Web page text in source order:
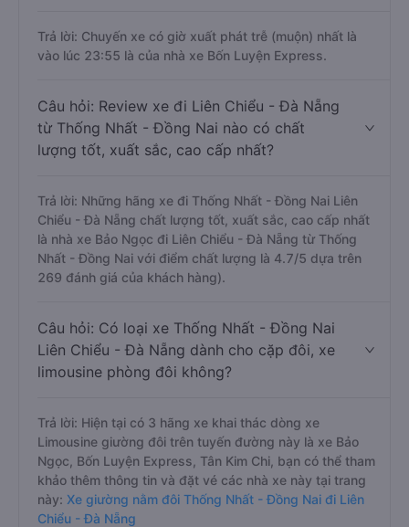
Trả lời: Chuyến xe có giờ xuất phát trễ (muộn) nhất là
vào lúc 23:55 là của nhà xe Bốn Luyện Express.
Câu hỏi: Review xe đi Liên Chiểu - Đà Nẵng
từ Thống Nhất - Đồng Nai nào có chất
lượng tốt, xuất sắc, cao cấp nhất?
Trả lời: Những hãng xe đi Thống Nhất - Đồng Nai Liên
Chiểu - Đà Nẵng chất lượng tốt, xuất sắc, cao cấp nhất
là nhà xe Bảo Ngọc đi Liên Chiểu - Đà Nẵng từ Thống
Nhất - Đồng Nai với điểm chất lượng là 4.7/5 dựa trên
269 đánh giá của khách hàng).
Câu hỏi: Có loại xe Thống Nhất - Đồng Nai
Liên Chiểu - Đà Nẵng dành cho cặp đôi, xe
limousine phòng đôi không?
Trả lời: Hiện tại có 3 hãng xe khai thác dòng xe
Limousine giường đôi trên tuyến đường này là xe Bảo
Ngọc, Bốn Luyện Express, Tân Kim Chi, bạn có thể tham
khảo thêm thông tin và đặt vé các nhà xe này tại trang
này: Xe giường nằm đôi Thống Nhất - Đồng Nai đi Liên
Chiểu - Đà Nẵng